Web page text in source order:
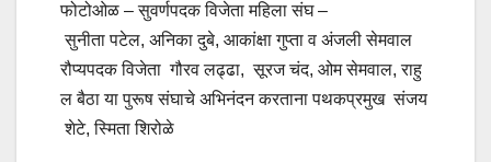
फोटोओळ – सुवर्णपदक विजेता महिला संघ –
सुनीता पटेल, अनिका दुबे, आकांक्षा गुप्ता व अंजली सेमवाल
रौप्यपदक विजेता गौरव लढ्ढा, सूरज चंद, ओम सेमवाल, राहु
ल बैठा या पुरूष संघाचे अभिनंदन करताना पथकप्रमुख संजय
शेटे, स्मिता शिरोळे